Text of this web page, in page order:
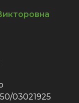
03021925